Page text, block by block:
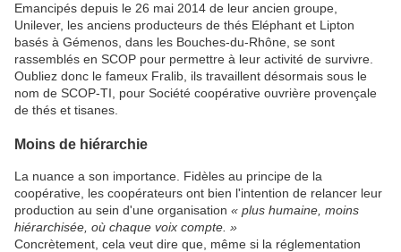
Emancipés depuis le 26 mai 2014 de leur ancien groupe,
Unilever, les anciens producteurs de thés Eléphant et Lipton
basés à Gémenos, dans les Bouches-du-Rhône, se sont
rassemblés en SCOP pour permettre à leur activité de survivre.
Oubliez donc le fameux Fralib, ils travaillent désormais sous le
nom de SCOP-TI, pour Société coopérative ouvrière provençale
de thés et tisanes.
Moins de hiérarchie
La nuance a son importance. Fidèles au principe de la
coopérative, les coopérateurs ont bien l'intention de relancer leur
production au sein d'une organisation « plus humaine, moins
hiérarchisée, où chaque voix compte. »
Concrètement, cela veut dire que, même si la réglementation